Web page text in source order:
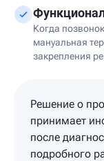
Когда
мануальная
закрепления
Решение о
принимает
после
подробного